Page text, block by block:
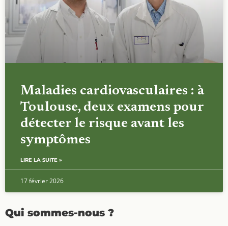
Maladies cardiovasculaires : à
Toulouse, deux examens pour
détecter le risque avant les
symptômes
LIRE LA SUITE »
17 février 2026
Qui sommes-nous ?